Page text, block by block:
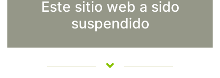
Este sitio web a sido
suspendido